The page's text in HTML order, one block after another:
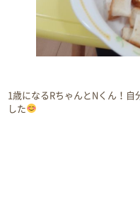
1歳になるRちゃんとNくん！
した